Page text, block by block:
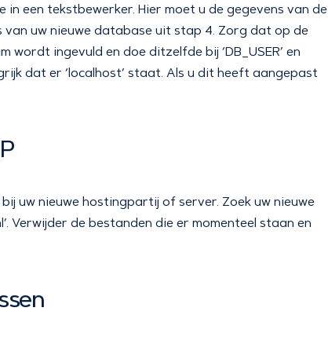
in een tekstbewerker. Hier moet u de gegevens van de
uw nieuwe database uit stap 4. Zorg dat op de
wordt ingevuld en doe ditzelfde bij ‘DB_USER’ en
dat er ‘localhost’ staat. Als u dit heeft aangepast
uw nieuwe hostingpartij of server. Zoek uw nieuwe
Verwijder de bestanden die er momenteel staan en